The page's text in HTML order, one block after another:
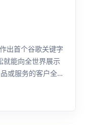
出首个谷歌关键字
能向全世界展示
或服务的客户全